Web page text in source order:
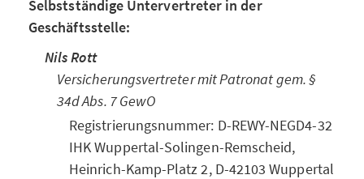
Selbstständige Untervertreter in der
Geschäftsstelle:
Nils Rott
Versicherungsvertreter mit Patronat gem. §
34d Abs. 7 GewO
Registrierungsnummer: D-REWY-NEGD4-32
IHK Wuppertal-Solingen-Remscheid,
Heinrich-Kamp-Platz 2, D-42103 Wuppertal